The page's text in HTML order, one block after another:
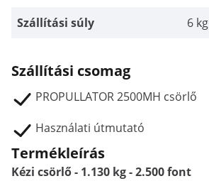
Szállítási súly 6 kg
Szállítási csomag
PROPULLATOR 2500MH csörlő
Használati útmutató
Termékleírás
Kézi csörlő - 1.130 kg - 2.500 font